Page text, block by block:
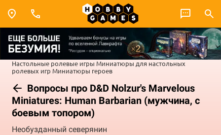
Настольные ролевые игры Миниатюры для настольных
ролевых игр Миниатюры героев
Вопросы про D&D Nolzur's Marvelous
Miniatures: Human Barbarian (мужчина, с
боевым топором)
Необузданный северянин